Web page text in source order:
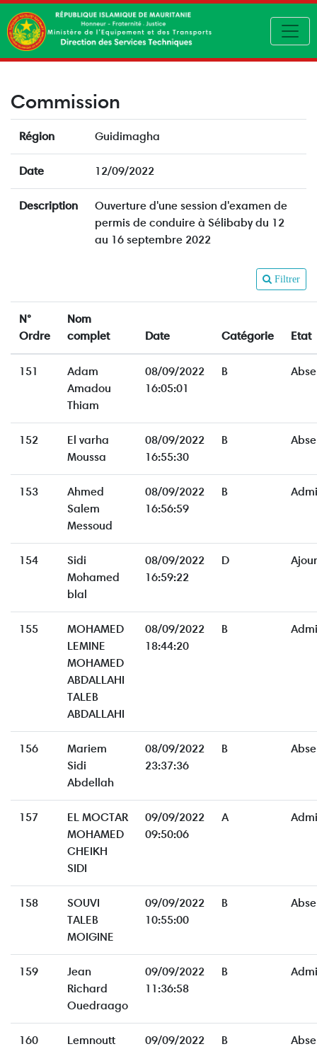
Commission
Région Guidimagha
Date 12/09/2022
Description
Ouverture d'une session d'examen de
permis de conduire à Sélibaby du 12
au 16 septembre 2022
Filtrer
N°
Ordre
Nom
complet
Date Catégorie Etat
151
Adam
Amadou
Thiam
08/09/2022
16:05:01
B
152
El varha
Moussa
08/09/2022
16:55:30
B
153
Ahmed
Salem
Messoud
08/09/2022
16:56:59
B
154
Sidi
Mohamed
blal
08/09/2022
16:59:22
D
155
MOHAMED
LEMINE
MOHAMED
ABDALLAHI
TALEB
ABDALLAHI
08/09/2022
18:44:20
B
156
Mariem
Sidi
Abdellah
08/09/2022
23:37:36
B
157
EL MOCTAR
MOHAMED
CHEIKH
SIDI
09/09/2022
09:50:06
A
158
SOUVI
TALEB
MOIGINE
09/09/2022
10:55:00
B
159
Jean
Richard
Ouedraago
09/09/2022
11:36:58
B
160
Lemnoutt
09/09/2022
B